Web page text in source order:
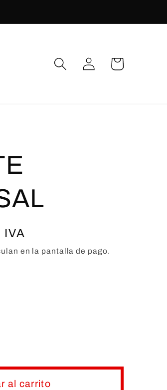
Iniciar
sesión
Carrito
IVA
en la pantalla de pago.
al carrito